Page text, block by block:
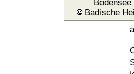
Bodensee
Badische